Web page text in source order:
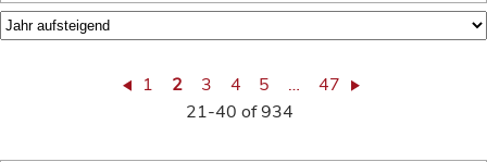
1 2 3 4 5 …
47
21-40 of 934